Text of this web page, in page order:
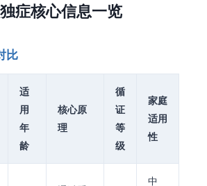
症核心信息一览
比
适
用
年
龄
核心原
理
循
证
等
级
家庭
适用
性
中